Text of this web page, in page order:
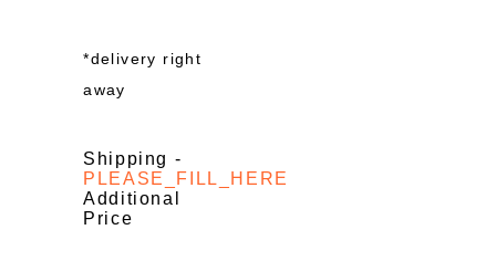
*delivery right
away
Shipping -
PLEASE_FILL_HERE
Additional
Price